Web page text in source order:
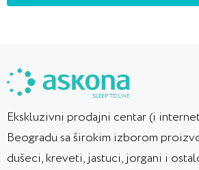
Ekskluzivni prodajni centar (i
Beogradu sa širokim izborom
dušeci, kreveti, jastuci, jorgani i